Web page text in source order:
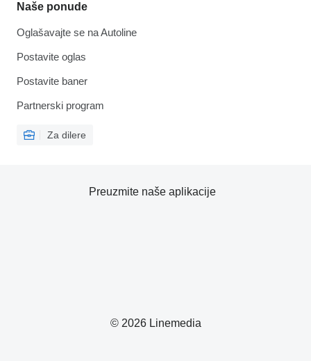
Naše ponude
Oglašavajte se na Autoline
Postavite oglas
Postavite baner
Partnerski program
Za dilere
© 2026 Linemedia
Preuzmite naše aplikacije